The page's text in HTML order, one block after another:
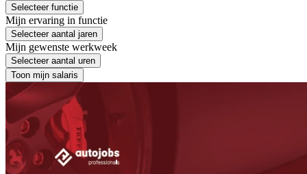
Selecteer functie
Mijn ervaring in functie
Selecteer aantal jaren
Mijn gewenste werkweek
Selecteer aantal uren
Toon mijn salaris